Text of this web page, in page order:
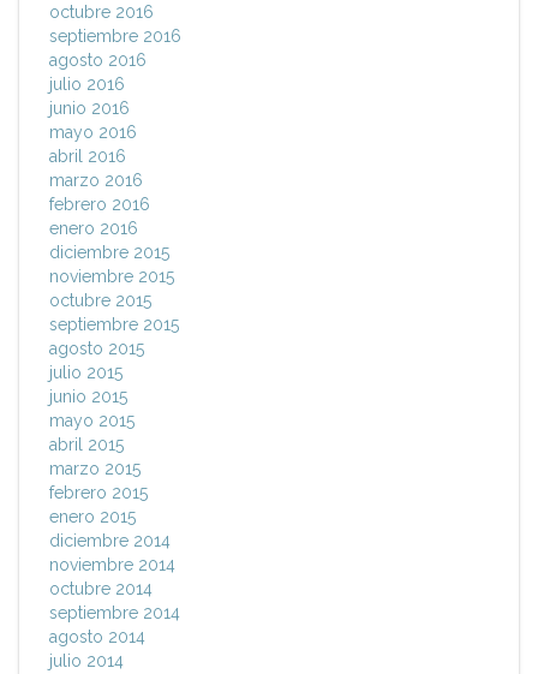
octubre 2016
septiembre 2016
agosto 2016
julio 2016
junio 2016
mayo 2016
abril 2016
marzo 2016
febrero 2016
enero 2016
diciembre 2015
noviembre 2015
octubre 2015
septiembre 2015
agosto 2015
julio 2015
junio 2015
mayo 2015
abril 2015
marzo 2015
febrero 2015
enero 2015
diciembre 2014
noviembre 2014
octubre 2014
septiembre 2014
agosto 2014
julio 2014